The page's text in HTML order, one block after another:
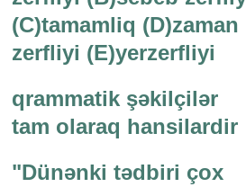
(C)tamamliq (D)zaman
zerfliyi (E)yerzerfliyi
qrammatik şəkilçilər
tam olaraq hansilardir
"Dünənki tədbiri çox